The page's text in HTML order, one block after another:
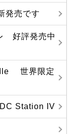
発売です
好評発売中
世界限定
Station IV